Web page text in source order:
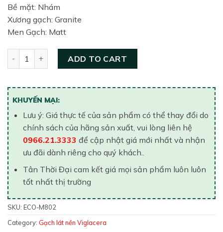
Bề mặt: Nhám
Xương gạch: Granite
Men Gạch: Matt
ADD TO CART
KHUYẾN MẠI:
Lưu ý: Giá thực tế của sản phẩm có thể thay đổi do
chính sách của hãng sản xuất, vui lòng liên hệ
0966.21.3333 để cập nhật giá mới nhất và nhận
ưu đãi dành riêng cho quý khách..
Tân Thời Đại cam kết giá mọi sản phẩm luôn luôn
tốt nhất thị trường
SKU: ECO-M802
Category: Gạch lát nền Viglacera